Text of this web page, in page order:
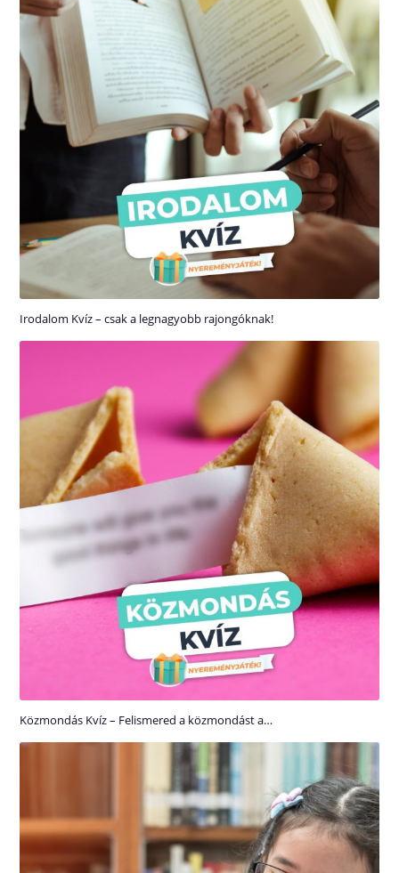
Irodalom Kvíz – csak a legnagyobb rajongóknak!
Közmondás Kvíz – Felismered a közmondást a…